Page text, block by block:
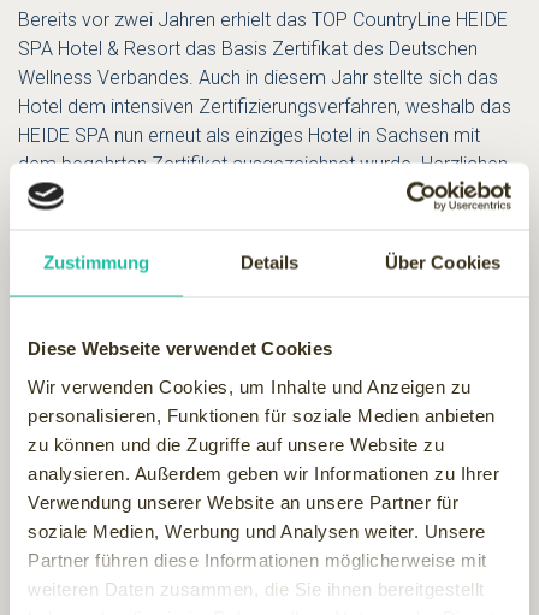
Zustimmung Details Über Cookies
Diese Webseite verwendet Cookies
Wir verwenden Cookies, um Inhalte und Anzeigen zu
personalisieren, Funktionen für soziale Medien anbieten
zu können und die Zugriffe auf unsere Website zu
analysieren. Außerdem geben wir Informationen zu Ihrer
Verwendung unserer Website an unsere Partner für
soziale Medien, Werbung und Analysen weiter. Unsere
Partner führen diese Informationen möglicherweise mit
weiteren Daten zusammen, die Sie ihnen bereitgestellt
Bereits vor zwei Jahren erhielt das TOP CountryLine HEIDE
SPA Hotel & Resort das Basis Zertifikat des Deutschen
Wellness Verbandes. Auch in diesem Jahr stellte sich das
Hotel dem intensiven Zertifizierungsverfahren, weshalb das
HEIDE SPA nun erneut als einziges Hotel in Sachsen mit
dem begehrten Zertifikat ausgezeichnet wurde. Herzlichen
Glückwunsch auch vom Wellnessfinder an den
besonderen Leistung.
Richtlinien und Transparenz
für die Gäste
Bereits der etwa 600 Kriterien umfassende Katalog, den die
Tester desDeutschen Wellness VerbandesPunkt für Punkt
durchgehen, zeigt deutlich den Umfang einer solchen
Prüfung. Ziel des Verbandes ist es mit dem Zertifikat den
Hotelgästen aufzuzeigen, dass das Hotel ein bestimmtes
Maß an Qualitätsstandards erfüllt. Für die Gäste ist vor dem
eigentlich Aufenthalt ohne ein solches Zertifikat nur schwer
zu erkennen inwieweit das Hotel auch einen wohltuenden